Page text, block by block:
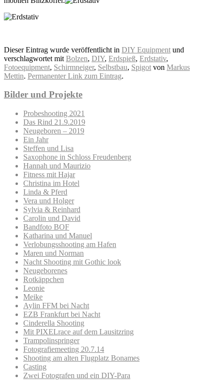
Dieser Eintrag wurde veröffentlicht in DIY Equipment und
verschlagwortet mit Bolzen, DIY, Erdspieß, Erdstativ,
Fotoequipment, Schirmneiger, Selbstbau, Spigot von Markus
Mettin. Permanenter Link zum Eintrag.
Bilder und Projekte
Probeshooting 2021
Das Rind 21.9.2019
Neugeboren – 2019
Ein Jahr
Steffen und Lisa
Saxophone in Schloss Freudenberg
Hannah und Maurizio
Fitness mit Hajar
Christina im Hotel
Linda & Pferd
Vera und Holger
Sylvia & Reinhard
Carolin und David
Bandfoto BOF
Katharina und Manuel
Verlobungsshooting am Hafen
Maren und Norman
Nacht Shooting mit Gothic look
Neugeborenes
Rotkäppchen
Leonie
Meike
Aylin FFM bei Nacht
EZB Frankfurt bei Nacht
Cinderella Shooting
Mit PIXELrace auf dem Lausitzring
Trampolinspringer
Fotografiemeeting 20.7.14
Shooting am alten Flugplatz Bonames
Casting
Zwei Fotografen und ein DIY-Para